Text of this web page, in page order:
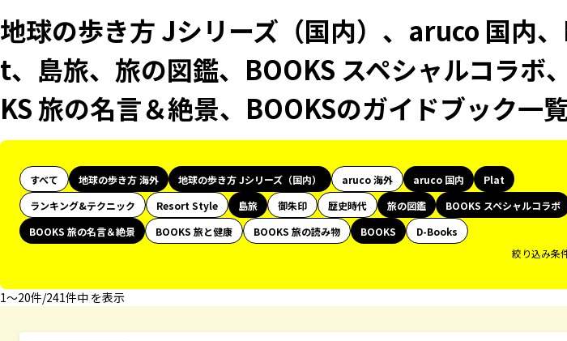
地球の歩き方 Jシリーズ（国内）、aruco 国内
t、島旅、旅の図鑑、BOOKS スペシャルコラボ
KS 旅の名言＆絶景、BOOKSのガイドブック一
すべて 地球の歩き方 海外 地球の歩き方 Jシリーズ（国内） aruco 海外 aruco 国内
Plat
ランキング&テクニック
Resort Style 島旅 御朱印 歴史時代 旅の図鑑
BOOKS スペシャルコラボ
BOOKS 旅の名言＆絶景
BOOKS 旅と健康 BOOKS 旅の読み物 BOOKS
D-Books
絞り込み条
1〜20件/241件中 を表示